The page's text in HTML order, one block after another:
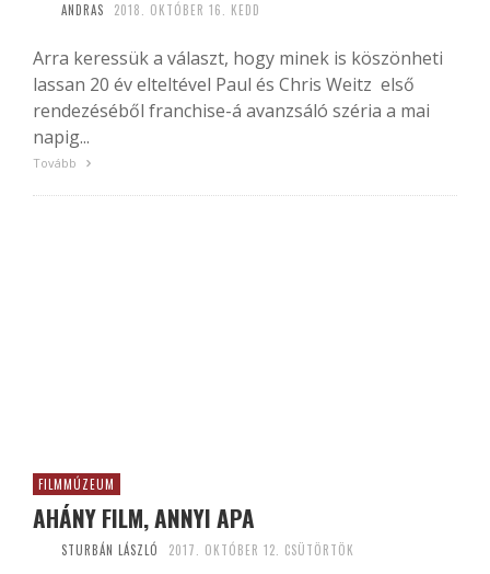
ANDRAS 2018. OKTÓBER 16. KEDD
Arra keressük a választ, hogy minek is köszönheti
lassan 20 év elteltével Paul és Chris Weitz első
rendezéséből franchise-á avanzsáló széria a mai
napig...
Tovább
FILMMÚZEUM
AHÁNY FILM, ANNYI APA
STURBÁN LÁSZLÓ 2017. OKTÓBER 12. CSÜTÖRTÖK